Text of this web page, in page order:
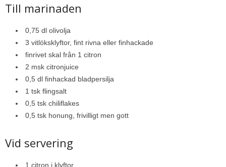
Till marinaden
0,75 dl olivolja
3 vitlöksklyftor, fint rivna eller finhackade
finrivet skal från 1 citron
2 msk citronjuice
0,5 dl finhackad bladpersilja
1 tsk flingsalt
0,5 tsk chiliflakes
0,5 tsk honung, frivilligt men gott
Vid servering
1 citron i klyftor